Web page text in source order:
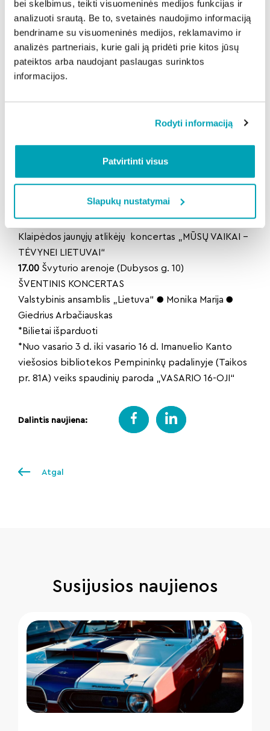
bei skelbimus, teikti visuomeninės medijos funkcijas ir
analizuoti srautą. Be to, svetainės naudojimo informaciją
bendriname su visuomeninės medijos, reklamavimo ir
analizės partneriais, kurie gali ją pridėti prie kitos jūsų
pateiktos arba naudojant paslaugas surinktos
informacijos.
Rodyti informaciją
Patvirtinti visus
Slapukų nustatymai
13.30 ir 16.00Laive muziejuje M52 „Sūduvis“
Ekskursija „TRISPALVĖ JŪROJE SAUGO“
*Įsigijus lankytojo bilietą
13.30Pilies muziejaus konferencijų salėje (Priešpilio g.
2)
KALENDORIAI. PASAKOJA ETNOKOSMOLOGAS
akad. Vladas Žulkus, dr. Jonas Genys, kuršių
LMTA Klaipėdos fakulteto koncertų salėje (K.
Donelaičio g. 4)
Klaipėdos jaunųjų atlikėjų koncertas „MŪSŲ VAIKAI –
TĖVYNEI LIETUVAI“
17.00 Švyturio arenoje (Dubysos g. 10)
ŠVENTINIS KONCERTAS
Valstybinis ansamblis „Lietuva“ ● Monika Marija ●
Giedrius Arbačiauskas
*Bilietai išparduoti
*Nuo vasario 3 d. iki vasario 16 d. Imanuelio Kanto
viešosios bibliotekos Pempininkų padalinyje (Taikos
pr. 81A) veiks spaudinių paroda „VASARIO 16-OJI“
Dalintis naujiena:
Atgal
Susijusios naujienos